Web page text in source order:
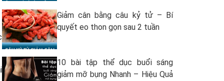
Giảm cân bằng câu kỷ tử – Bí
quyết eo thon gọn sau 2 tuần
10 bài tập thể dục buổi sáng
giảm mỡ bụng Nhanh – Hiệu Quả